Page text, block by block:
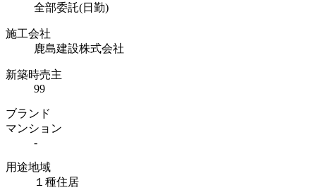
全部委託(日勤)
施工会社
鹿島建設株式会社
新築時売主
99
ブランド
マンション
-
用途地域
１種住居